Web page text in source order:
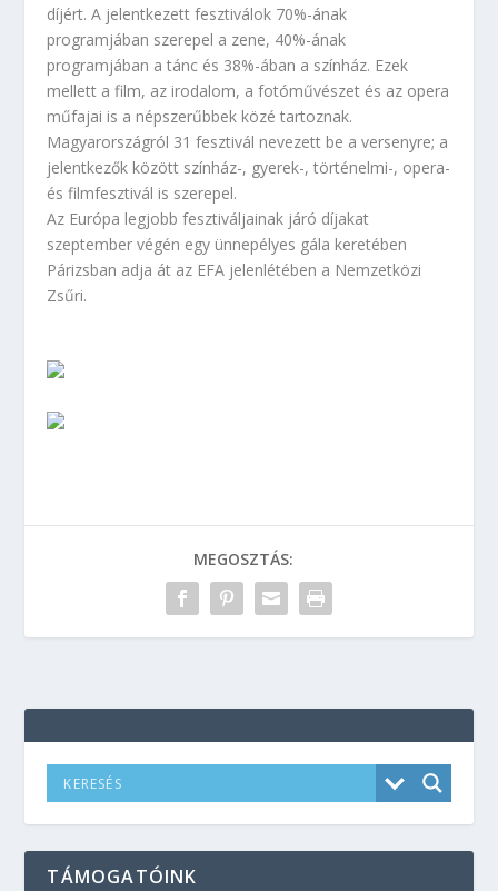
díjért. A jelentkezett fesztiválok 70%-ának
programjában szerepel a zene, 40%-ának
programjában a tánc és 38%-ában a színház. Ezek
mellett a film, az irodalom, a fotóművészet és az opera
műfajai is a népszerűbbek közé tartoznak.
Magyarországról 31 fesztivál nevezett be a versenyre; a
jelentkezők között színház-, gyerek-, történelmi-, opera-
és filmfesztivál is szerepel.
Az Európa legjobb fesztiváljainak járó díjakat
szeptember végén egy ünnepélyes gála keretében
Párizsban adja át az EFA jelenlétében a Nemzetközi
Zsűri.
MEGOSZTÁS:
TÁMOGATÓINK